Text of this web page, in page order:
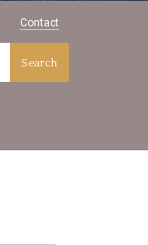
Contact
Search